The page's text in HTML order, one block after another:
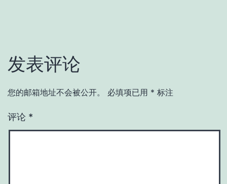
发表评论
您的邮箱地址不会被公开。 必填项已用 * 标注
评论 *